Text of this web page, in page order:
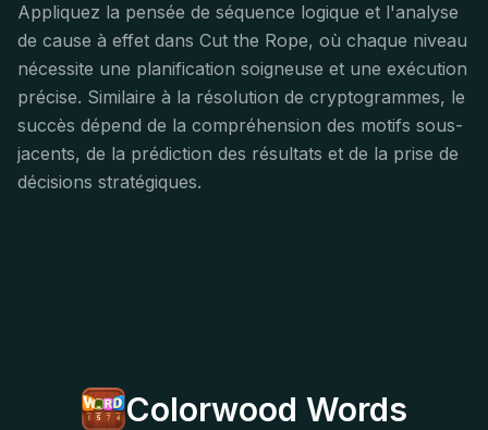
Appliquez la pensée de séquence logique et l'analyse
de cause à effet dans Cut the Rope, où chaque niveau
nécessite une planification soigneuse et une exécution
précise. Similaire à la résolution de cryptogrammes, le
succès dépend de la compréhension des motifs sous-
jacents, de la prédiction des résultats et de la prise de
décisions stratégiques.
Colorwood Words